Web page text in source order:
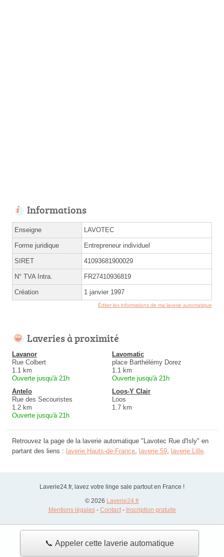
📞 Appeler cette laverie automatique
Informations
Enseigne LAVOTEC
Forme juridique Entrepreneur individuel
SIRET 41093681900029
N° TVA Intra. FR27410936819
Création 1 janvier 1997
Éditer les informations de ma laverie automatique
Laveries à proximité
Lavanor
Rue Colbert
1.1 km
Ouverte jusqu'à 21h
Lavomatic
place Barthélémy Dorez
1.1 km
Ouverte jusqu'à 21h
Antelo
Rue des Secouristes
1.2 km
Ouverte jusqu'à 21h
Loos-Y Clair
Loos
1.7 km
Retrouvez la page de la laverie automatique "Lavotec Rue d'Isly" en
partant des liens : laverie Hauts-de-France, laverie 59, laverie Lille.
Laverie24.fr, lavez votre linge sale partout en France !
© 2026 Laverie24.fr
Mentions légales- Contact- Inscription gratuite